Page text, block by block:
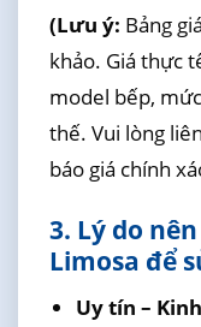
(Lưu ý: Bảng
khảo. Giá thực
model bếp,
thế. Vui lòng
báo giá chính
3. Lý do
Limosa để
Uy tín –